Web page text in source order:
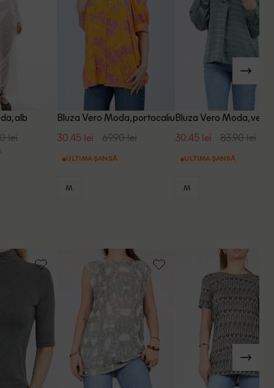
alb
lei
Bluza Vero Moda, portocaliu
30.45 lei 69.90 lei
ULTIMA ȘANSĂ
M
Bluza Vero Moda,
30.45 lei 83.90 lei
ULTIMA ȘANSĂ
M